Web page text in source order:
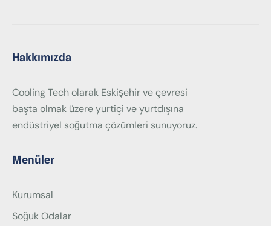
Hakkımızda
Cooling Tech olarak Eskişehir ve çevresi
başta olmak üzere yurtiçi ve yurtdışına
endüstriyel soğutma çözümleri sunuyoruz.
Menüler
Kurumsal
Soğuk Odalar